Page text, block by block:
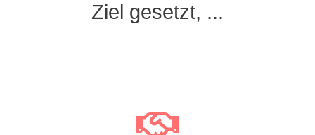
Ziel gesetzt, ...